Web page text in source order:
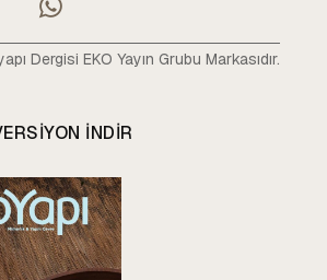
Dergisi EKO Yayın Grubu Markasıdır.
INDIR